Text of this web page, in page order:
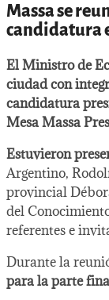
Massa se
candidatura
El Ministro de
ciudad con
candidatura
Mesa Massa
Estuvieron
Argentino,
provincial
del
referentes e
Durante la
para la parte